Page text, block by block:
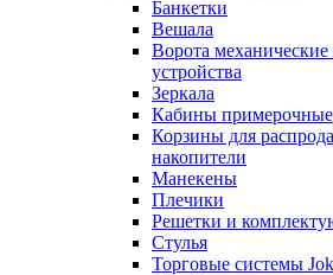
Банкетки
Вешала
Ворота
устройства
Зеркала
Кабины примерочные
Корзины для
накопители
Манекены
Плечики
Решетки и
Стулья
Торговые системы